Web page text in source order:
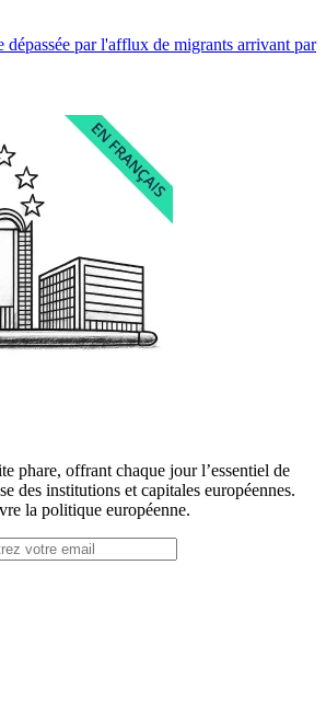
dépassée par l'afflux de migrants arrivant par
phare, offrant chaque jour l’essentiel de
des institutions et capitales européennes.
la politique européenne.